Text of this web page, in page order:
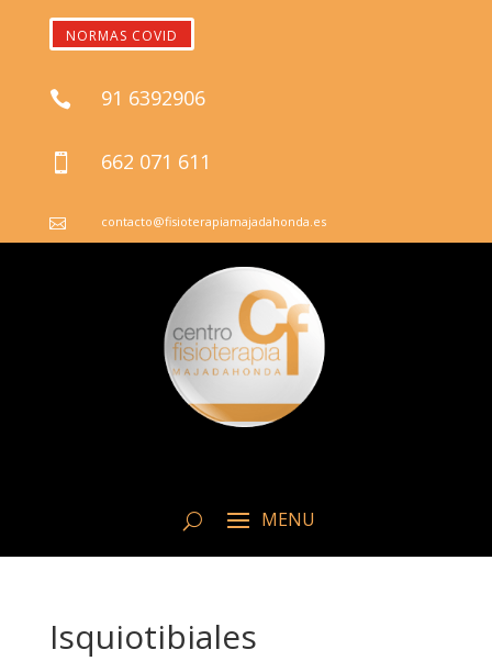
NORMAS COVID
 91 6392906
 662 071 611
 contacto@fisioterapiamajadahonda.es
Isquiotibiales